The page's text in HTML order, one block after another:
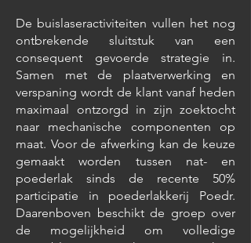
De buislaseractiviteiten vullen het nog
ontbrekende sluitstuk van een
consequent gevoerde strategie in.
Samen met de plaatverwerking en
verspaning wordt de klant vanaf heden
maximaal ontzorgd in zijn zoektocht
naar mechanische componenten op
maat. Voor de afwerking kan de keuze
gemaakt worden tussen nat- en
poederlak sinds de recente 50%
participatie in poederlakkerij Poedr.
Daarenboven beschikt de groep over
de mogelijkheid om volledige